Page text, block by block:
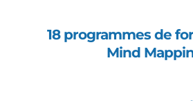
18 programmes de
Mind